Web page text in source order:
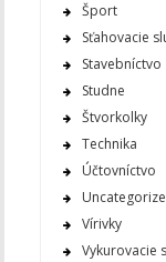
Šport
Sťahovacie
Stavebníctvo
Studne
Štvorkolky
Technika
Účtovníctvo
Vírivky
Vykurovacie